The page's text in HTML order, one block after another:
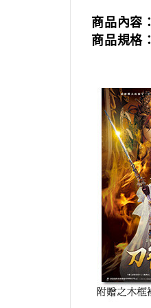
商品內容：
商品規格：